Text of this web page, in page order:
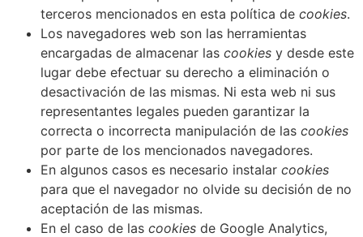
terceros mencionados en esta política de cookies.
Los navegadores web son las herramientas
encargadas de almacenar las cookies y desde este
lugar debe efectuar su derecho a eliminación o
desactivación de las mismas. Ni esta web ni sus
representantes legales pueden garantizar la
correcta o incorrecta manipulación de las cookies
por parte de los mencionados navegadores.
En algunos casos es necesario instalar cookies
para que el navegador no olvide su decisión de no
aceptación de las mismas.
En el caso de las cookies de Google Analytics,